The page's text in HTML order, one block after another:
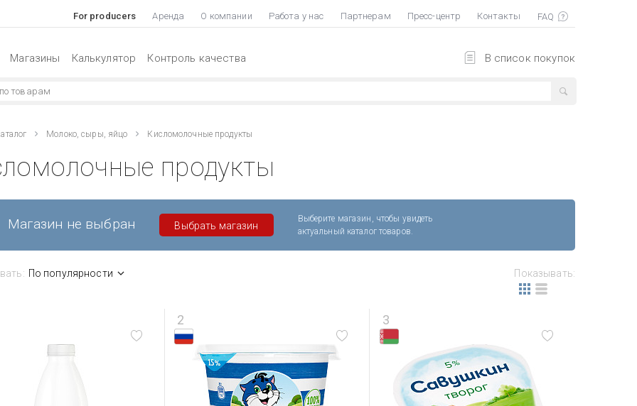
For producers Аренда О компании Работа у нас Партнерам Пресс-центр Контакты
В список покупок
Магазины Калькулятор Контроль качества
Молоко, сыры, яйцо Кисломолочные продукты
продукты
Магазин не выбран Выбрать магазин
Выберите магазин, чтобы увидеть
актуальный каталог товаров.
По популярности Показывать:
2 3